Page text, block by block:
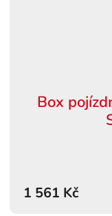
Box
1 561 Kč